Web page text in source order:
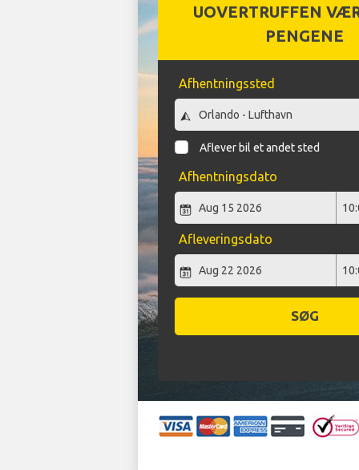
UOVERTRUFFEN
PENGENE
Afhentningssted
Aflever bil et andet sted
Afhentningsdato
Afleveringsdato
SØG